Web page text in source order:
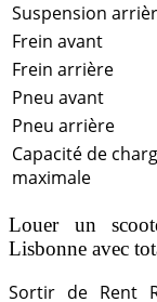
Suspension
Frein avant
Frein arrière
Pneu avant
Pneu arrière
Capacité de
maximale
Louer un
Lisbonne avec
Sortir de Rent